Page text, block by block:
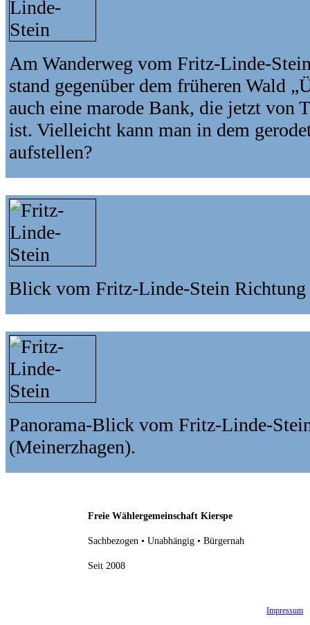
Am Wanderweg vom Fritz-Linde-
stand gegenüber dem früheren Wald
auch eine marode Bank, die jetzt von
ist. Vielleicht kann man in dem
aufstellen?
Blick vom Fritz-Linde-Stein Richtung
Panorama-Blick vom Fritz-Linde-
(Meinerzhagen).
Freie Wählergemeinschaft Kierspe
Sachbezogen • Unabhängig • Bürgernah
Seit 2008
Impressum